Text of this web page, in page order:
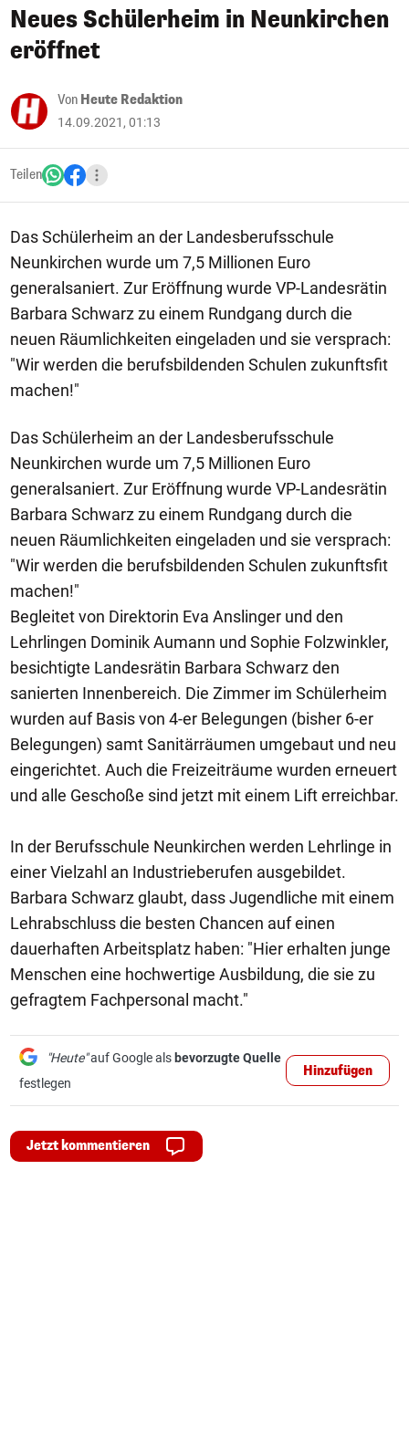
Neues Schülerheim in Neunkirchen
eröffnet
Von Heute Redaktion
14.09.2021, 01:13
Teilen
Das Schülerheim an der Landesberufsschule
Neunkirchen wurde um 7,5 Millionen Euro
generalsaniert. Zur Eröffnung wurde VP-Landesrätin
Barbara Schwarz zu einem Rundgang durch die
neuen Räumlichkeiten eingeladen und sie versprach:
"Wir werden die berufsbildenden Schulen zukunftsfit
machen!"
Das Schülerheim an der Landesberufsschule
Neunkirchen wurde um 7,5 Millionen Euro
generalsaniert. Zur Eröffnung wurde VP-Landesrätin
Barbara Schwarz zu einem Rundgang durch die
neuen Räumlichkeiten eingeladen und sie versprach:
"Wir werden die berufsbildenden Schulen zukunftsfit
machen!"
Begleitet von Direktorin Eva Anslinger und den
Lehrlingen Dominik Aumann und Sophie Folzwinkler,
besichtigte Landesrätin Barbara Schwarz den
sanierten Innenbereich. Die Zimmer im Schülerheim
wurden auf Basis von 4-er Belegungen (bisher 6-er
Belegungen) samt Sanitärräumen umgebaut und neu
eingerichtet. Auch die Freizeiträume wurden erneuert
und alle Geschoße sind jetzt mit einem Lift erreichbar.
In der Berufsschule Neunkirchen werden Lehrlinge in
einer Vielzahl an Industrieberufen ausgebildet.
Barbara Schwarz glaubt, dass Jugendliche mit einem
Lehrabschluss die besten Chancen auf einen
dauerhaften Arbeitsplatz haben: "Hier erhalten junge
Menschen eine hochwertige Ausbildung, die sie zu
gefragtem Fachpersonal macht."
"Heute"auf Google als bevorzugte Quelle
festlegen
Hinzufügen
Jetzt kommentieren